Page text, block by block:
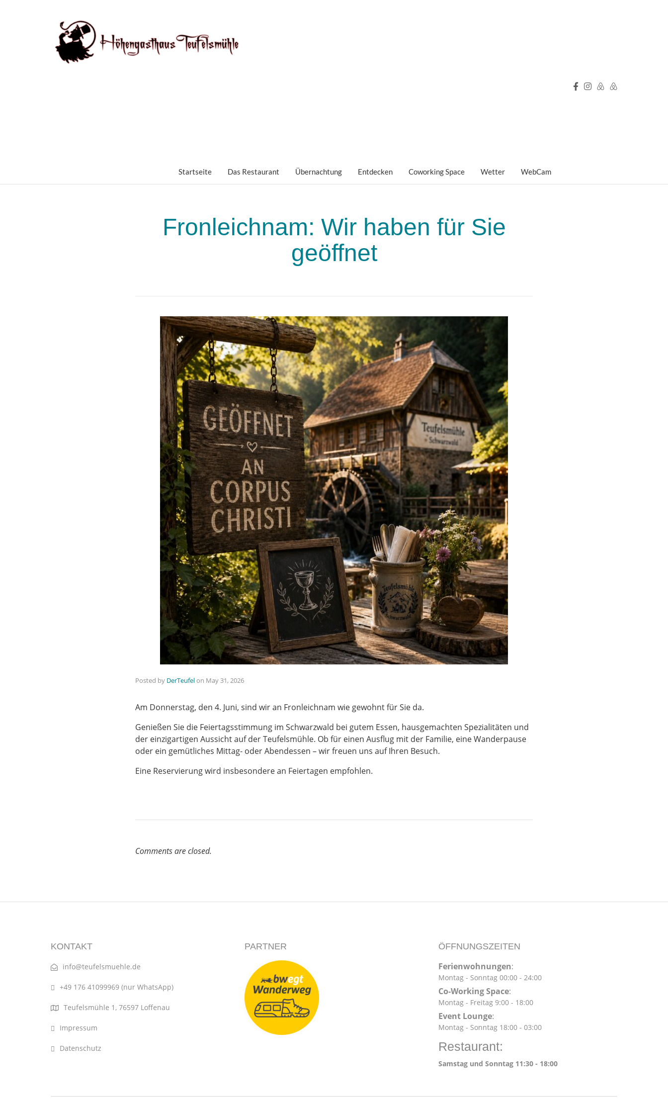
Startseite Das Restaurant Übernachtung Entdecken Coworking Space Wetter WebCam
Fronleichnam: Wir haben für Sie
geöffnet
Posted by DerTeufelon May 31, 2026
Am Donnerstag, den 4. Juni, sind wir an Fronleichnam wie gewohnt für Sie da.
Genießen Sie die Feiertagsstimmung im Schwarzwald bei gutem Essen, hausgemachten Spezialitäten und
der einzigartigen Aussicht auf der Teufelsmühle. Ob für einen Ausflug mit der Familie, eine Wanderpause
oder ein gemütliches Mittag- oder Abendessen – wir freuen uns auf Ihren Besuch.
Eine Reservierung wird insbesondere an Feiertagen empfohlen.
Comments are closed.
KONTAKT
info@teufelsmuehle.de
+49 176 41099969 (nur WhatsApp)
Teufelsmühle 1, 76597 Loffenau
Impressum
Datenschutz
PARTNER ÖFFNUNGSZEITEN
Ferienwohnungen:
Montag - Sonntag 00:00 - 24:00
Co-Working Space:
Montag - Freitag 9:00 - 18:00
Event Lounge:
Montag - Sonntag 18:00 - 03:00
Restaurant:
Samstag und Sonntag 11:30 - 18:00